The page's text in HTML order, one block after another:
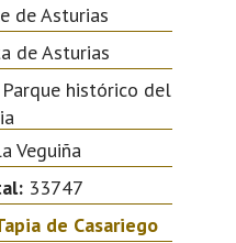
de Asturias
de Asturias
histórico del
Veguiña
33747
de Casariego